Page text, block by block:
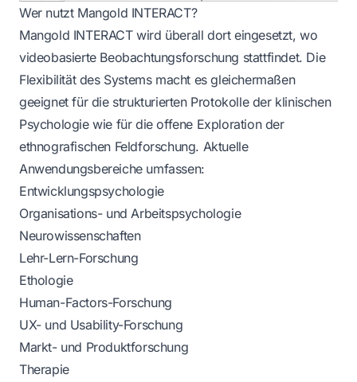
Wer nutzt Mangold INTERACT?
Mangold INTERACT wird überall dort eingesetzt, wo
videobasierte Beobachtungsforschung stattfindet. Die
Flexibilität des Systems macht es gleichermaßen
geeignet für die strukturierten Protokolle der klinischen
Psychologie wie für die offene Exploration der
ethnografischen Feldforschung. Aktuelle
Anwendungsbereiche umfassen:
Entwicklungspsychologie
Organisations- und Arbeitspsychologie
Neurowissenschaften
Lehr-Lern-Forschung
Ethologie
Human-Factors-Forschung
UX- und Usability-Forschung
Markt- und Produktforschung
Therapie